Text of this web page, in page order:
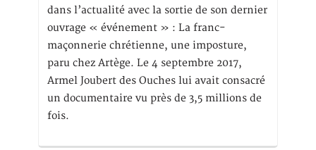
dans l’actualité avec la sortie de son dernier
ouvrage « événement » : La franc-
maçonnerie chrétienne, une imposture,
paru chez Artège. Le 4 septembre 2017,
Armel Joubert des Ouches lui avait consacré
un documentaire vu près de 3,5 millions de
fois.